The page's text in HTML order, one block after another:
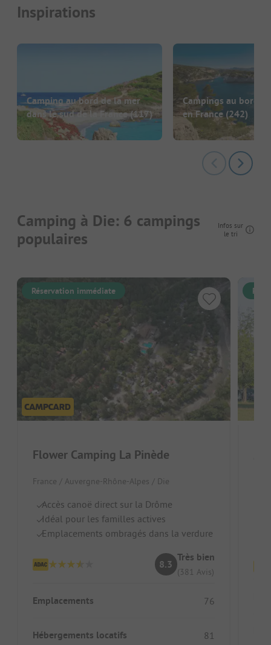
Inspirations
Camping au bord de la mer
dans le sud de la France(117)
Campings au bord
en France (242)
Camping à Die: 6 campings
populaires
Infos sur
le tri
Réservation immédiate
Flower Camping La Pinède
France / Auvergne-Rhône-Alpes / Die
Accès canoë direct sur la Drôme
Idéal pour les familles actives
Emplacements ombragés dans la verdure
8.3
Très bien
(381 Avis)
Emplacements 76
Hébergements locatifs 81